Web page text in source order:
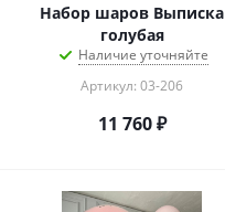
Набор шаров Выписка
голубая
Наличие уточняйте
Артикул: 03-206
11 760₽